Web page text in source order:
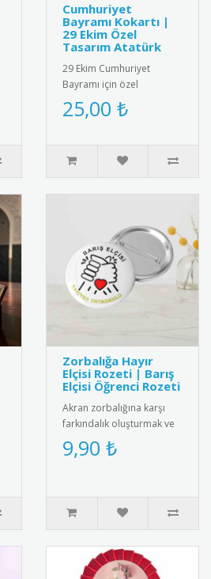
Cumhuriyet
Bayramı Kokartı |
29 Ekim Özel
Tasarım Atatürk
29 Ekim Cumhuriyet
Bayramı için özel
tasarlanmış, kaliteli metal
ve emaye malzemeden
25,00 ₺
Zorbalığa Hayır
Elçisi Rozeti | Barış
Elçisi Öğrenci Rozeti
Akran zorbalığına karşı
farkındalık oluşturmak ve
barış elçisi öğrencileri
ödüllendirmek için tasarl..
9,90 ₺